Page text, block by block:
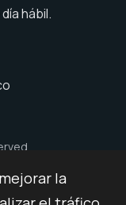
hábil.
de Uso
la